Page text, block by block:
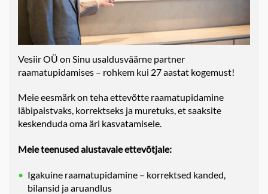
Vesiir OÜ on Sinu usaldusväärne partner
raamatupidamises – rohkem kui 27 aastat kogemust!
Meie eesmärk on teha ettevõtte raamatupidamine
läbipaistvaks, korrektseks ja muretuks, et saaksite
keskenduda oma äri kasvatamisele.
Meie teenused alustavale ettevõtjale:
Igakuine raamatupidamine – korrektsed kanded,
bilansid ja aruandlus